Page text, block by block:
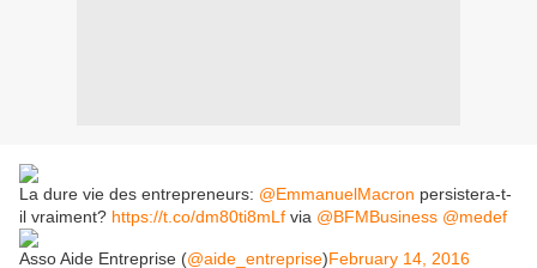
La dure vie des entrepreneurs: @EmmanuelMacron persistera-t-
il vraiment? https://t.co/dm80ti8mLf via @BFMBusiness @medef
Asso Aide Entreprise (@aide_entreprise)February 14, 2016